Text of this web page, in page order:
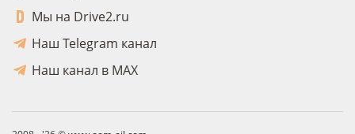
Мы на Drive2.ru
Наш Telegram канал
Наш канал в MAX